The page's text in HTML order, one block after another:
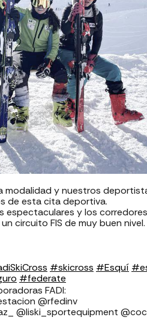
modalidad y nuestros
de esta cita deportiva.
espectaculares y los
circuito FIS de muy buen nivel.
#skicross #Esquí
#federate
FADI:
@rfedinv
@liski_sportequipment